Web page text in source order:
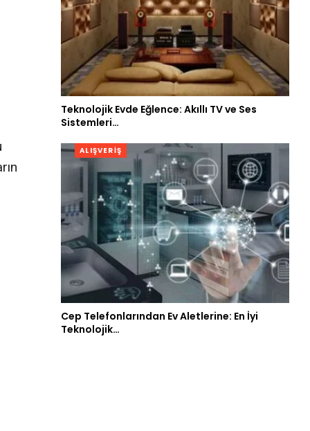
Teknolojik Evde Eğlence: Akıllı TV ve Ses
Sistemleri…
ALIŞVERIŞ
Cep Telefonlarından Ev Aletlerine: En İyi
Teknolojik…